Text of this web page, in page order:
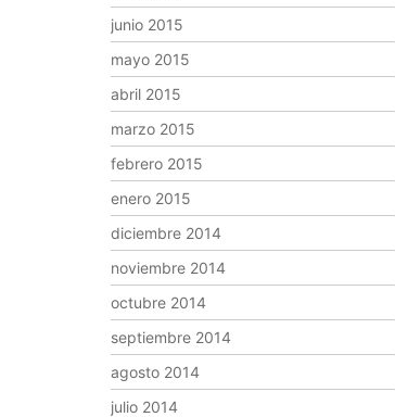
junio 2015
mayo 2015
abril 2015
marzo 2015
febrero 2015
enero 2015
diciembre 2014
noviembre 2014
octubre 2014
septiembre 2014
agosto 2014
julio 2014